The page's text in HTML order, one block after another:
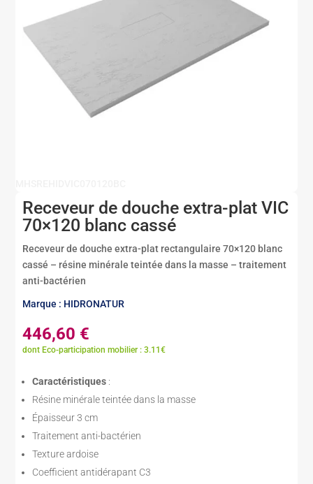
Receveur de douche extra-plat VIC
70×120 blanc cassé
Receveur de douche extra-plat rectangulaire 70×120 blanc
cassé – résine minérale teintée dans la masse – traitement
anti-bactérien
Marque : HIDRONATUR
446,60 €
dont Eco-participation mobilier : 3.11€
Caractéristiques :
Résine minérale teintée dans la masse
Épaisseur 3 cm
Traitement anti-bactérien
Texture ardoise
Coefficient antidérapant C3